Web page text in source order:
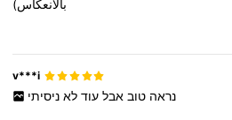
بالانعكاس)
v***i
נראהטובאבלעודלאניסיתי